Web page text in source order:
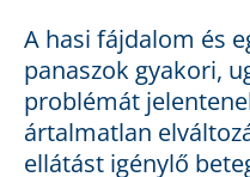
A hasi fájdalom és
panaszok gyakori,
problémát
ártalmatlan
ellátást igénylő